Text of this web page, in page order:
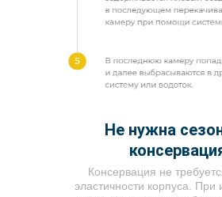
Не нужна
Консервация не
эластичности корпуса. При